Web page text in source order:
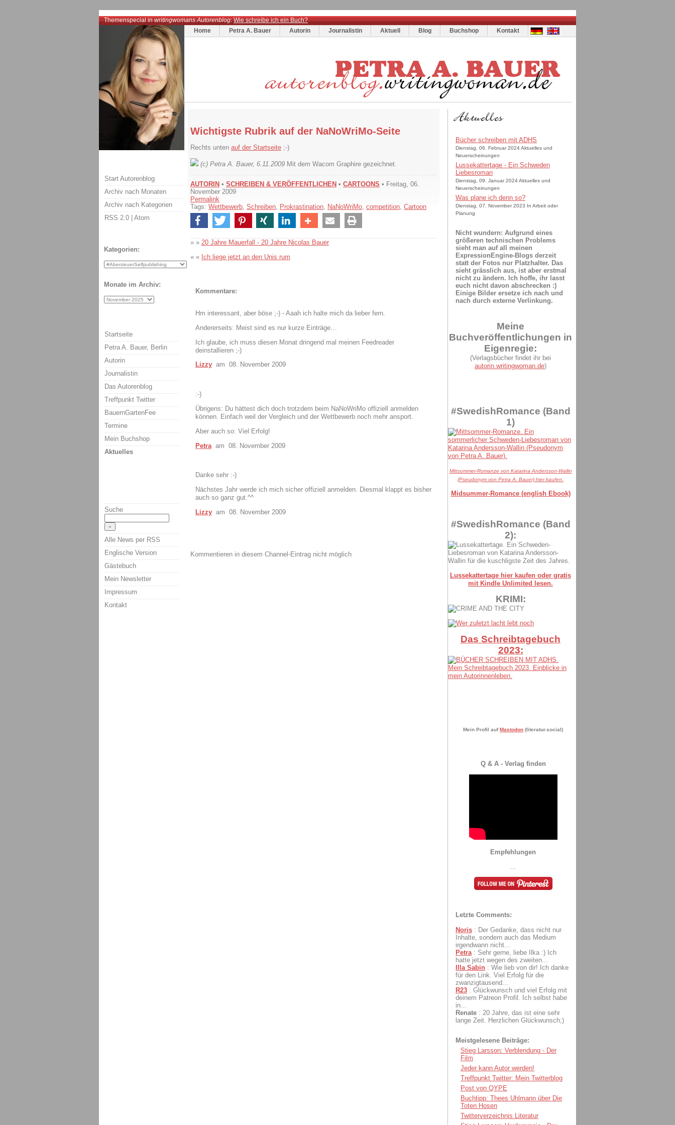
Themenspecial inwritingwomans Autorenblog:Wie schreibe ich ein Buch?
Home
Petra A. Bauer Autorin Journalistin Aktuell Blog Buchshop Kontakt
Wichtigste Rubrik auf der NaNoWriMo-Seite
Rechts unten auf der Startseite ;-)
(c) Petra A. Bauer, 6.11.2009 Mit dem Wacom Graphire gezeichnet.
AUTORIN • SCHREIBEN & VERÖFFENTLICHEN • CARTOONS • Freitag, 06.
November 2009
Permalink
Tags: Wettbewerb Schreiben Prokrastination NaNoWriMo competition Cartoon
» » 20 Jahre Mauerfall - 20 Jahre Nicolas Bauer
« « Ich liege jetzt an den Unis rum
Kommentare:
Hm interessant, aber böse ;-) - Aaah ich halte mich da lieber fern.
Andererseits: Meist sind es nur kurze Einträge…
Ich glaube, ich muss diesen Monat dringend mal meinen Feedreader
deinstallieren ;-)
Lizzy am 08. November 2009
:-)
Übrigens: Du hättest dich doch trotzdem beim NaNoWriMo offiziell anmelden
können. Einfach weil der Vergleich und der Wettbewerb noch mehr ansport.
Aber auch so: Viel Erfolg!
Petra am 08. November 2009
Danke sehr :-)
Nächstes Jahr werde ich mich sicher offiziell anmelden. Diesmal klappt es bisher
auch so ganz gut.^^
Lizzy am 08. November 2009
Kommentieren in diesem Channel-Eintrag nicht möglich
Bücher schreiben mit ADHS
Dienstag, 06. Februar 2024 Aktuelles und
Neuerscheinungen
Lussekattertage - Ein Schweden
Liebesroman
Dienstag, 09. Januar 2024 Aktuelles und
Neuerscheinungen
Was plane ich denn so?
Dienstag, 07. November 2023 In Arbeit oder
Planung
Nicht wundern: Aufgrund eines
größeren technischen Problems
sieht man auf all meinen
ExpressionEngine-Blogs derzeit
statt der Fotos nur Platzhalter. Das
sieht grässlich aus, ist aber erstmal
nicht zu ändern. Ich hoffe, ihr lasst
euch nicht davon abschrecken :)
Einige Bilder ersetze ich nach und
nach durch externe Verlinkung.
Meine
Buchveröffentlichungen in
Eigenregie:
(Verlagsbücher findet ihr bei
autorin.writingwoman.de)
#SwedishRomance (Band
1)
Mittsommer-Romanze von Katarina Andersson-Wallin
(Pseudonym von Petra A. Bauer) hier kaufen.
Midsummer-Romance (english Ebook)
#SwedishRomance (Band
2):
Lussekattertage hier kaufen oder gratis
mit Kindle Unlimited lesen.
KRIMI:
Das Schreibtagebuch
2023:
Mein Profil auf Mastodon (literatur.social)
Q & A - Verlag finden
Empfehlungen
Letzte Comments:
Noris : Der Gedanke, dass nicht nur
Inhalte, sondern auch das Medium
irgendwann nicht...
Petra : Sehr gerne, liebe Ilka :) Ich
hatte jetzt wegen des zweiten...
Illa Sabin : Wie lieb von dir! Ich danke
für den Link. Viel Erfolg für die
zwanzigtausend...
R23 : Glückwunsch und viel Erfolg mit
deinem Patreon Profil. Ich selbst habe
in...
Renate : 20 Jahre, das ist eine sehr
lange Zeit. Herzlichen Glückwunsch;)
Meistgelesene Beiträge:
Stieg Larsson: Verblendung - Der
Film
Jeder kann Autor werden!
Treffpunkt Twitter: Mein Twitterblog
Post von QYPE
Buchtipp: Thees Uhlmann über Die
Toten Hosen
Twitterverzeichnis Literatur
Start Autorenblog
Archiv nach Monaten
Archiv nach Kategorien
RSS 2.0 | Atom
Kategorien:
Monate im Archiv:
Startseite
Petra A. Bauer, Berlin
Autorin
Journalistin
Das Autorenblog
Treffpunkt Twitter
BauernGartenFee
Termine
Mein Buchshop
Aktuelles
Suche
Alle News per RSS
Englische Version
Gästebuch
Mein Newsletter
Impressum
Kontakt